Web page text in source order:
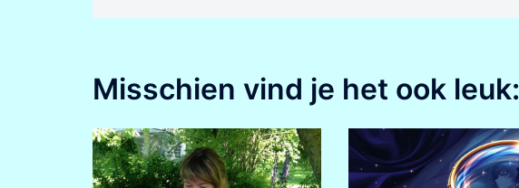
Misschien vind je het ook leuk: